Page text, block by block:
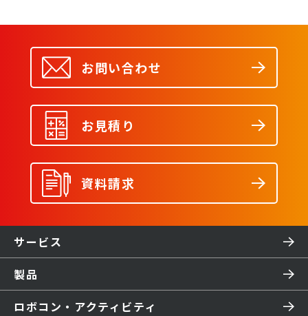
お問い合わせ
お見積り
資料請求
サービス
製品
ロボコン・アクティビティ